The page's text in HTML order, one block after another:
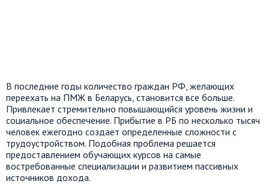
В последние годы количество граждан РФ, желающих
переехать на ПМЖ в Беларусь, становится все больше.
Привлекает стремительно повышающийся уровень жизни и
социальное обеспечение. Прибытие в РБ по несколько тысяч
человек ежегодно создает определенные сложности с
трудоустройством. Подобная проблема решается
предоставлением обучающих курсов на самые
востребованные специализации и развитием пассивных
источников дохода.